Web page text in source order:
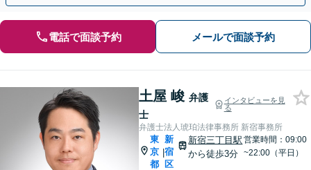
電話で面談予約 メールで面談予約
土屋 峻 弁護
士
インタビューを見
る
弁護士法人琥珀法律事務所 新宿事務所
東
京
都
|
新
宿
区
新宿三丁目駅
から徒歩3分
営業時間：09:00
~22:00（平日）